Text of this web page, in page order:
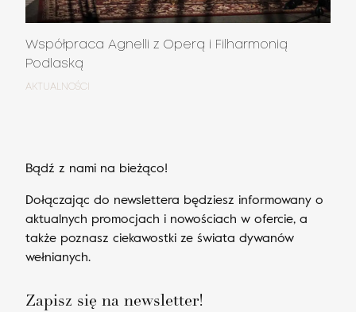
Współpraca Agnelli z Operą i Filharmonią
Podlaską
AKTUALNOŚCI
Bądź z nami na bieżąco!
Dołączając do newslettera będziesz informowany o
aktualnych promocjach i nowościach w ofercie, a
także poznasz ciekawostki ze świata dywanów
wełnianych.
Zapisz się na newsletter!